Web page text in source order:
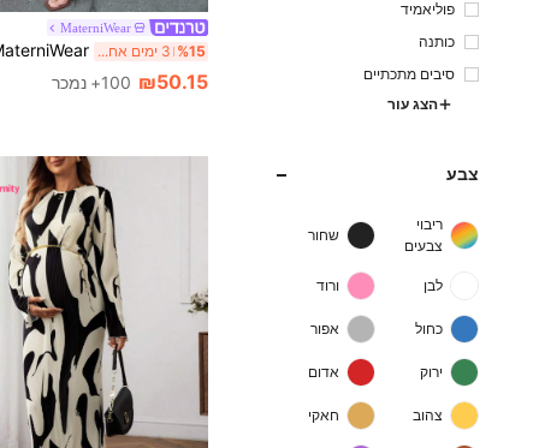
פוליאמיד
כותנה
סיבים מתכתיים
הצג עור
צבע
ריבוי
צבעים
שחור
לבן ורוד
כחול אפור
ירוק אדום
צהוב חאקי
MaterniWear
%15 3 ימים אחרונים
₪50.15 100+ נמכר